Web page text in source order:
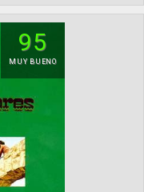
95
MUY BUENO